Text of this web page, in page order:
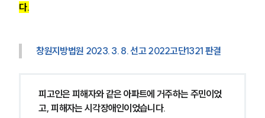
다.
창원지방법원 2023. 3. 8. 선고 2022고단1321 판결
피고인은 피해자와 같은 아파트에 거주하는 주민이었
고, 피해자는 시각장애인이었습니다.